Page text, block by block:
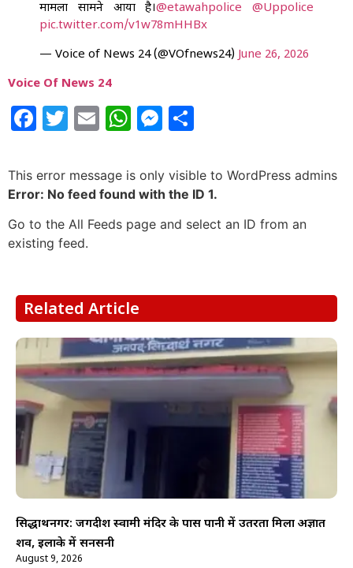
मामला सामने आया है।@etawahpolice
@Uppolice
pic.twitter.com/v1w78mHHBx
— Voice of News 24 (@VOfnews24) June 26, 2026
Voice Of News 24
Facebook
Twitter
EmailWhatsApp
Messenger
This error message is only visible to WordPress admins
Error: No feed found with the ID 1.
Go to the All Feeds page and select an ID from an
existing feed.
Related Article
सिद्धार्थनगर: जगदीश स्वामी मंदिर के पास पानी में उतरता मिला अज्ञात
शव, इलाके में सनसनी
August 9, 2026